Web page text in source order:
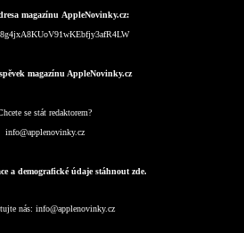
magazínu AppleNovinky.cz:
magazínu AppleNovinky.cz
se stát redaktorem?
info@applenovinky.cz
a demografické údaje stáhnout zde.
nás: info@applenovinky.cz